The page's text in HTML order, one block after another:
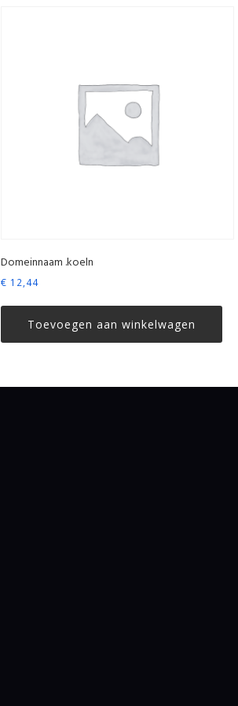
Domeinnaam .koeln
€ 12,44
Toevoegen aan winkelwagen